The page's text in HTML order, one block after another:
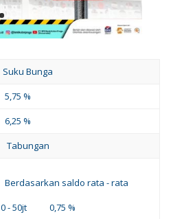
Suku Bunga
5,75 %
6,25 %
Tabungan
Berdasarkan saldo rata - rata
0 - 50jt 0,75 %